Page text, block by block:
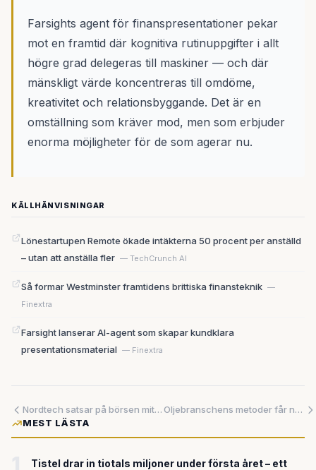
Farsights agent för finanspresentationer pekar
mot en framtid där kognitiva rutinuppgifter i allt
högre grad delegeras till maskiner — och där
mänskligt värde koncentreras till omdöme,
kreativitet och relationsbyggande. Det är en
omställning som kräver mod, men som erbjuder
enorma möjligheter för de som agerar nu.
KÄLLHÄNVISNINGAR
Lönestartupen Remote ökade intäkterna 50 procent per anställd
– utan att anställa fler — TechCrunch AI
Så formar Westminster framtidens brittiska finansteknik —
Finextra
Farsight lanserar AI-agent som skapar kundklara
presentationsmaterial — Finextra
Nordtech satsar på börsen mitt i mjukvarubranschens omvälvning – men håller affärsmodellen?
Oljebranschens metoder får nytt liv i klimatsektorn – geotermisk energi och kärnkraft lockar börsinvesterare
MEST LÄSTA
Tistel drar in tiotals miljoner under första året – ett